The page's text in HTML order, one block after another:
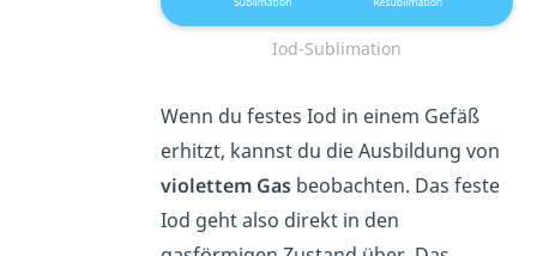
Iod-Sublimation
Wenn du festes Iod in einem Gefäß
erhitzt, kannst du die Ausbildung von
violettem Gas beobachten. Das feste
Iod geht also direkt in den